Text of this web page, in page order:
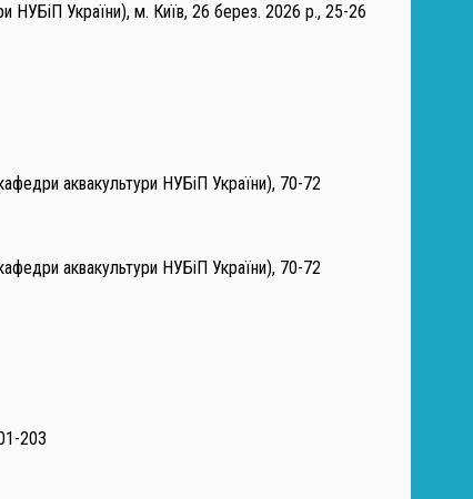
НУБіП України), м. Київ, 26 берез. 2026 р., 25-26
аквакультури НУБіП України), 70-72
аквакультури НУБіП України), 70-72
203